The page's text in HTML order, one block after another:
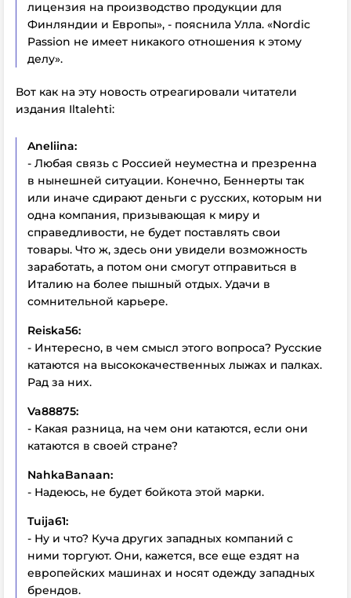
лицензия на производство продукции для
Финляндии и Европы», - пояснила Улла. «Nordic
Passion не имеет никакого отношения к этому
делу».
Вот как на эту новость отреагировали читатели
издания Iltalehti:
Aneliina:
- Любая связь с Россией неуместна и презренна
в нынешней ситуации. Конечно, Беннерты так
или иначе сдирают деньги с русских, которым ни
одна компания, призывающая к миру и
справедливости, не будет поставлять свои
товары. Что ж, здесь они увидели возможность
заработать, а потом они смогут отправиться в
Италию на более пышный отдых. Удачи в
сомнительной карьере.
Reiska56:
- Интересно, в чем смысл этого вопроса? Русские
катаются на высококачественных лыжах и палках.
Рад за них.
Va88875:
- Какая разница, на чем они катаются, если они
катаются в своей стране?
NahkaBanaan:
- Надеюсь, не будет бойкота этой марки.
Tuija61:
- Ну и что? Куча других западных компаний с
ними торгуют. Они, кажется, все еще ездят на
европейских машинах и носят одежду западных
брендов.